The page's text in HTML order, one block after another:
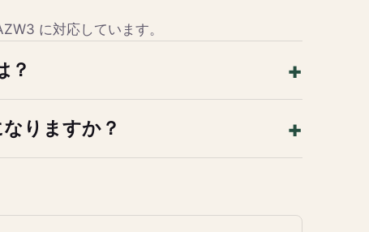
に対応しています。
？
りますか？